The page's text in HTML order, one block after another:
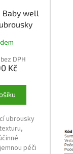
Baby well
DPH
Kč
ubrousky
péči